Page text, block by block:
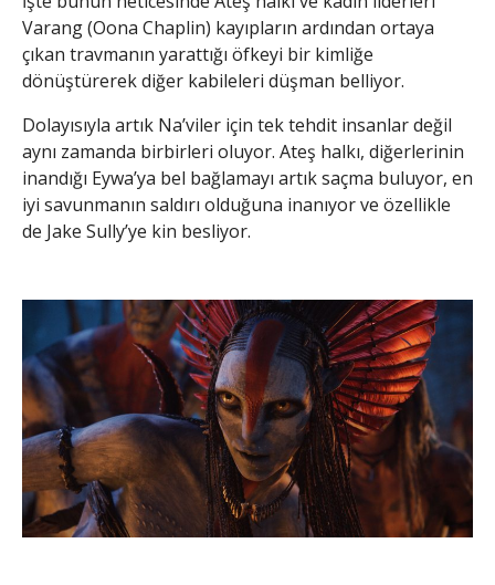
Varang (Oona Chaplin) kayıpların ardından ortaya
çıkan travmanın yarattığı öfkeyi bir kimliğe
dönüştürerek diğer kabileleri düşman belliyor.
Dolayısıyla artık Na’viler için tek tehdit insanlar değil
aynı zamanda birbirleri oluyor. Ateş halkı, diğerlerinin
inandığı Eywa’ya bel bağlamayı artık saçma buluyor, en
iyi savunmanın saldırı olduğuna inanıyor ve özellikle
de Jake Sully’ye kin besliyor.